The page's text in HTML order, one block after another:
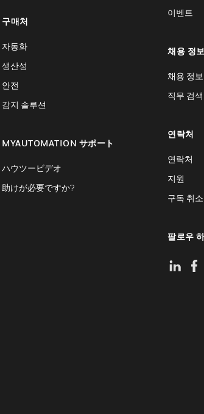
구매처
자동화
생산성
안전
감지 솔루션
MYAUTOMATION サポート
ハウツービデオ
助けが必要ですか?
이벤트
채용 정보
채용 정보
직무 검색
연락처
연락처
지원
구독 취소
팔로우